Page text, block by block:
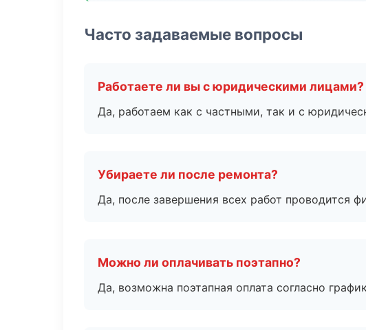
Часто задаваемые вопросы
Работаете ли вы с юридическими лицами?
Да, работаем как с частными, так и с
Убираете ли после ремонта?
Да, после завершения всех работ проводится
Можно ли оплачивать поэтапно?
Да, возможна поэтапная оплата согласно